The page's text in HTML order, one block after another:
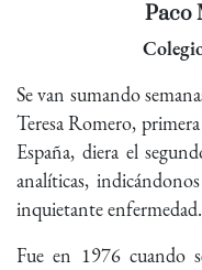
Paco
Se van sumando
Teresa Romero,
España, diera el
analíticas,
inquietante enfermedad.
Fue en 1976 cuando